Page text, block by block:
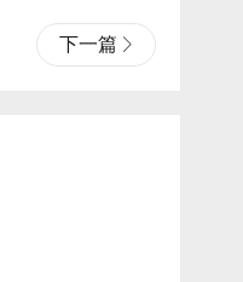
下一篇